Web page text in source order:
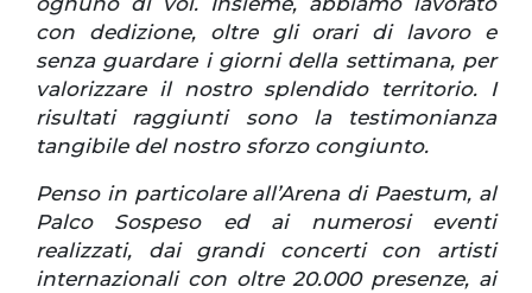
con dedizione, oltre gli orari di lavoro e
senza guardare i giorni della settimana, per
valorizzare il nostro splendido territorio. I
risultati raggiunti sono la testimonianza
tangibile del nostro sforzo congiunto.
Penso in particolare all’Arena di Paestum, al
Palco Sospeso ed ai numerosi eventi
realizzati, dai grandi concerti con artisti
internazionali con oltre 20.000 presenze, ai